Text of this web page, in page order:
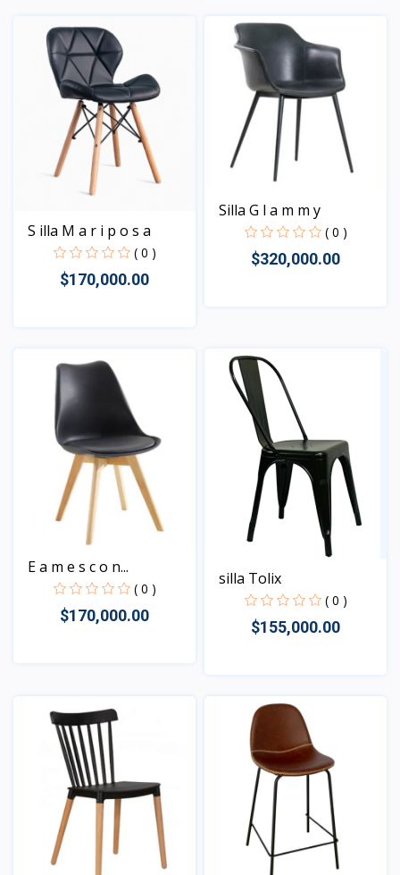
S illa M a r i p o s a
( 0 )
$170,000.00
Silla G l a m m y
( 0 )
$320,000.00
E a m e s c o n...
( 0 )
$170,000.00
silla Tolix
( 0 )
$155,000.00